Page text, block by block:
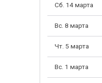
Сб. 14 марта
Вс. 8 марта
Чт. 5 марта
Вс. 1 марта